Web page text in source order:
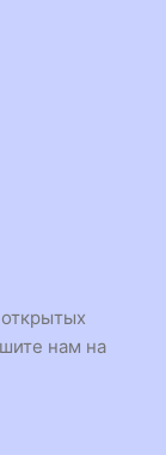
нам на